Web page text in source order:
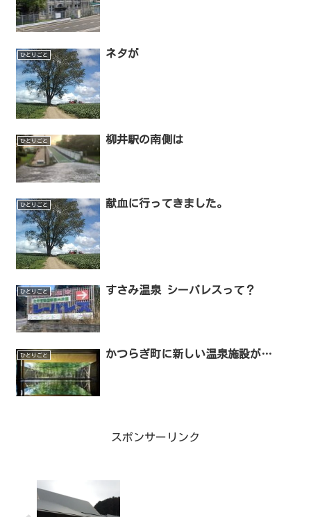
ひとりごと ネタが
ひとりごと 柳井駅の南側は
ひとりごと 献血に行ってきました。
ひとりごと すさみ温泉 シーパレスって？
ひとりごと かつらぎ町に新しい温泉施設が…
スポンサーリンク